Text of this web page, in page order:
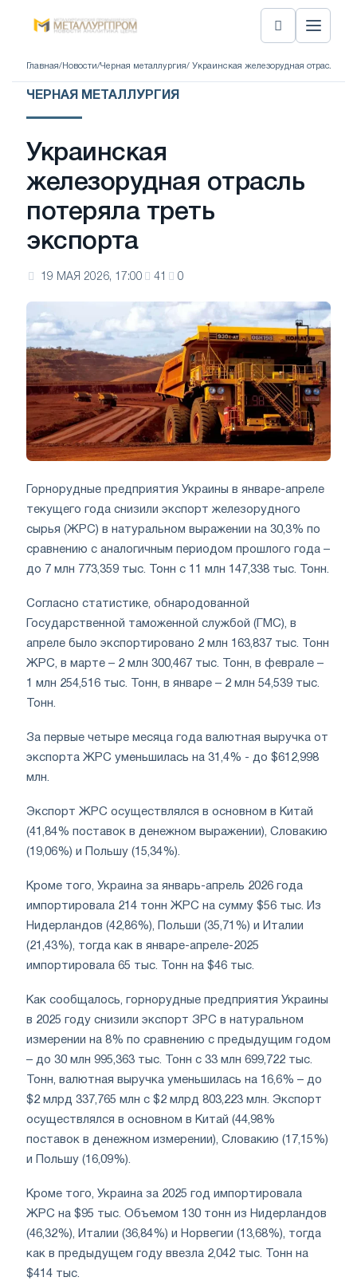
Главная/ Новости/Черная металлургия/ Украинская железорудная отрасль
ЧЕРНАЯ МЕТАЛЛУРГИЯ
Украинская
железорудная отрасль
потеряла треть
экспорта
19 МАЯ 2026, 17:00 41 0
Горнорудные предприятия Украины в январе-апреле
текущего года снизили экспорт железорудного
сырья (ЖРС) в натуральном выражении на 30,3% по
сравнению с аналогичным периодом прошлого года –
до 7 млн 773,359 тыс. Тонн с 11 млн 147,338 тыс. Тонн.
Согласно статистике, обнародованной
Государственной таможенной службой (ГМС), в
апреле было экспортировано 2 млн 163,837 тыс. Тонн
ЖРС, в марте – 2 млн 300,467 тыс. Тонн, в феврале –
1 млн 254,516 тыс. Тонн, в январе – 2 млн 54,539 тыс.
Тонн.
За первые четыре месяца года валютная выручка от
экспорта ЖРС уменьшилась на 31,4% - до $612,998
млн.
Экспорт ЖРС осуществлялся в основном в Китай
(41,84% поставок в денежном выражении), Словакию
(19,06%) и Польшу (15,34%).
Кроме того, Украина за январь-апрель 2026 года
импортировала 214 тонн ЖРС на сумму $56 тыс. Из
Нидерландов (42,86%), Польши (35,71%) и Италии
(21,43%), тогда как в январе-апреле-2025
импортировала 65 тыс. Тонн на $46 тыс.
Как сообщалось, горнорудные предприятия Украины
в 2025 году снизили экспорт ЗРС в натуральном
измерении на 8% по сравнению с предыдущим годом
– до 30 млн 995,363 тыс. Тонн с 33 млн 699,722 тыс.
Тонн, валютная выручка уменьшилась на 16,6% – до
$2 млрд 337,765 млн с $2 млрд 803,223 млн. Экспорт
осуществлялся в основном в Китай (44,98%
поставок в денежном измерении), Словакию (17,15%)
и Польшу (16,09%).
Кроме того, Украина за 2025 год импортировала
ЖРС на $95 тыс. Объемом 130 тонн из Нидерландов
(46,32%), Италии (36,84%) и Норвегии (13,68%), тогда
как в предыдущем году ввезла 2,042 тыс. Тонн на
$414 тыс.